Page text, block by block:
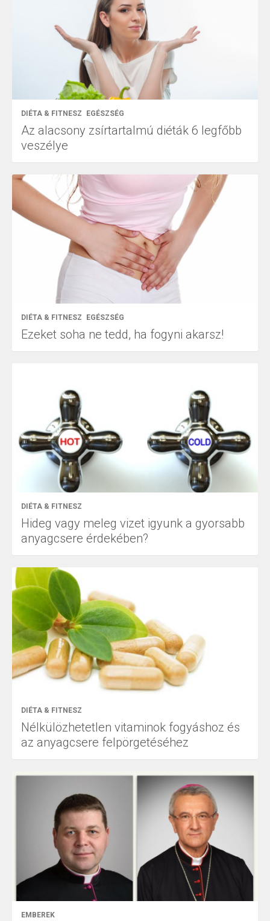
DIÉTA & FITNESZ EGÉSZSÉG
Az alacsony zsírtartalmú diéták 6 legfőbb
veszélye
DIÉTA & FITNESZ EGÉSZSÉG
Ezeket soha ne tedd, ha fogyni akarsz!
DIÉTA & FITNESZ
Hideg vagy meleg vizet igyunk a gyorsabb
anyagcsere érdekében?
DIÉTA & FITNESZ
Nélkülözhetetlen vitaminok fogyáshoz és
az anyagcsere felpörgetéséhez
EMBEREK